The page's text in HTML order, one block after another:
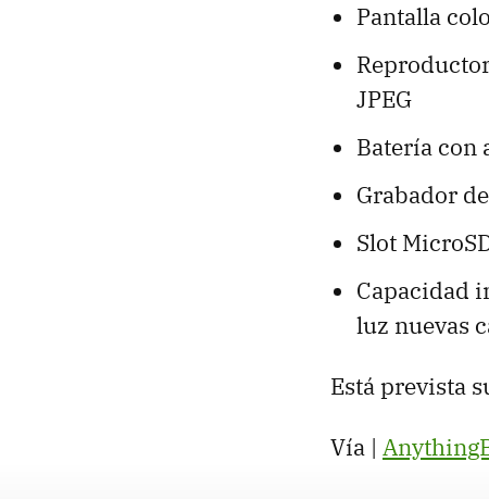
Pantalla
JPEG
Batería con
Grabador
Slot
Capacidad
luz nuevas
Está prevista
Vía |